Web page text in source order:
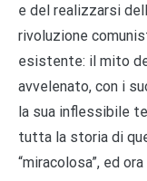
e del realizzarsi
rivoluzione
esistente: il mito
avvelenato, con i
la sua inflessibile
tutta la storia di
“miracolosa”, ed